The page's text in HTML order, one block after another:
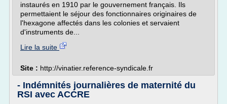
instaurés en 1910 par le gouvernement français. Ils
permettaient le séjour des fonctionnaires originaires de
l'hexagone affectés dans les colonies et servaient
d'instruments de...
Lire la suite
Site : http://vinatier.reference-syndicale.fr
- Indémnités journalières de maternité du
RSI avec ACCRE